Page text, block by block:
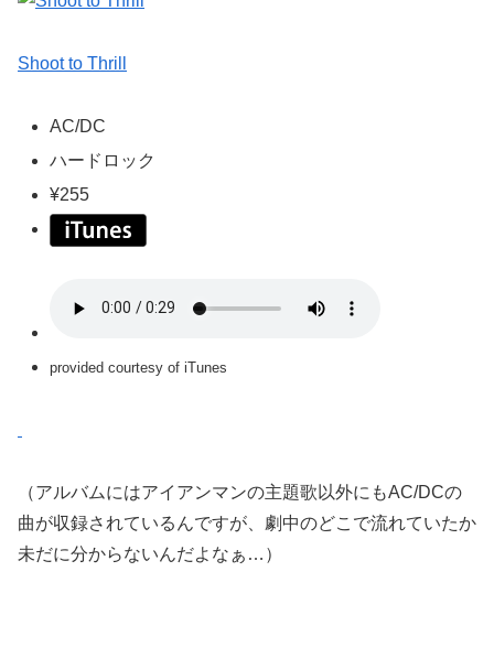
Shoot to Thrill
AC/DC
ハードロック
¥255
provided courtesy of iTunes
（アルバムにはアイアンマンの主題歌以外にもAC/DCの
曲が収録されているんですが、劇中のどこで流れていたか
未だに分からないんだよなぁ…）